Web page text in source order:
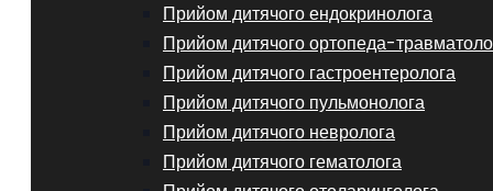
Прийом дитячого ендокринолога
Прийом дитячого ортопеда-
Прийом дитячого гастроентеролога
Прийом дитячого пульмонолога
Прийом дитячого невролога
Прийом дитячого гематолога